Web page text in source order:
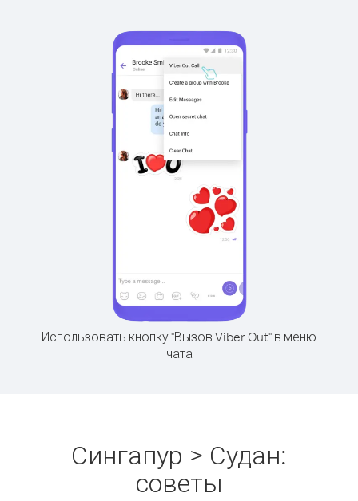
Использовать кнопку "Вызов Viber Out" в меню
чата
Сингапур > Судан:
советы